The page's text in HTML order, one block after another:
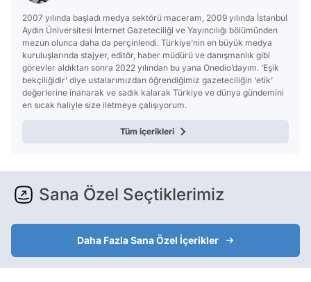
2007 yılında başladı medya sektörü maceram, 2009 yılında İstanbul
Aydın Üniversitesi İnternet Gazeteciliği ve Yayıncılığı bölümünden
mezun olunca daha da perçinlendi. Türkiye’nin en büyük medya
kuruluşlarında stajyer, editör, haber müdürü ve danışmanlık gibi
görevler aldıktan sonra 2022 yılından bu yana Onedio’dayım. ‘Eşik
bekçiliğidir’ diye ustalarımızdan öğrendiğimiz gazeteciliğin ‘etik’
değerlerine inanarak ve sadık kalarak Türkiye ve dünya gündemini
en sıcak haliyle size iletmeye çalışıyorum.
Tüm içerikleri
Sana Özel Seçtiklerimiz
Daha Fazla Sana Özel İçerikler